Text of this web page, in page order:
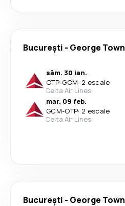
București - George Town
sâm. 30 ian.
OTP-GCM· 2 escale
Delta Air Lines
mar. 09 feb.
GCM-OTP· 2 escale
Delta Air Lines
București - George Town